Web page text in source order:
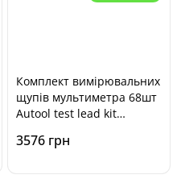
Комплект вимірювальних
щупів мультиметра 68шт
Autool test lead kit
3576 грн